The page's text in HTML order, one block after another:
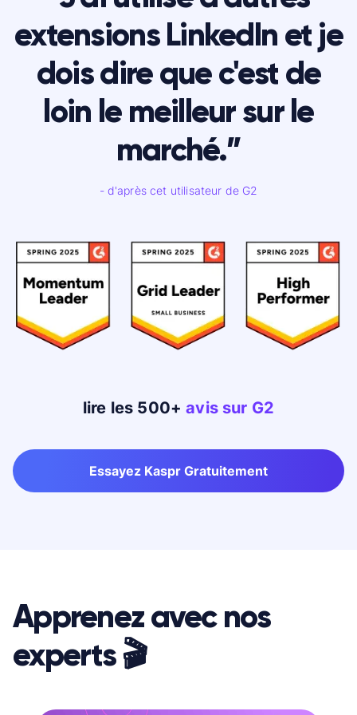
extensions LinkedIn et je
dois dire que c'est de
loin le meilleur sur le
marché.”
- d'après cet utilisateur de G2
lire les 500+avis sur G2
Essayez Kaspr Gratuitement
Apprenez avec nos
experts 🎬